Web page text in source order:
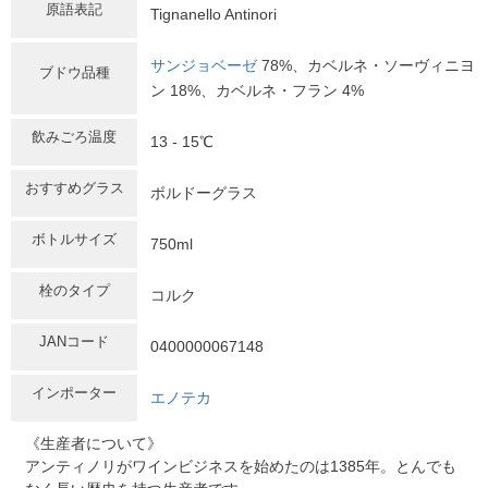
原語表記 Tignanello Antinori
ブドウ品種 サンジョベーゼ78%、カベルネ・ソーヴィニヨ
ン 18%、カベルネ・フラン 4%
飲みごろ温度 13 - 15℃
おすすめグラス ボルドーグラス
ボトルサイズ 750ml
栓のタイプ コルク
JANコード 0400000067148
インポーター エノテカ
《生産者について》
アンティノリがワインビジネスを始めたのは1385年。とんでも